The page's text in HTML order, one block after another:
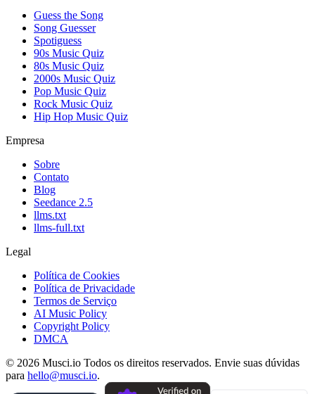
Guess the Song
Song Guesser
Spotiguess
90s Music Quiz
80s Music Quiz
2000s Music Quiz
Pop Music Quiz
Rock Music Quiz
Hip Hop Music Quiz
Empresa
Sobre
Contato
Blog
Seedance 2.5
llms.txt
llms-full.txt
Legal
Política de Cookies
Política de Privacidade
Termos de Serviço
AI Music Policy
Copyright Policy
DMCA
© 2026 Musci.io Todos os direitos reservados. Envie suas dúvidas
para hello@musci.io.